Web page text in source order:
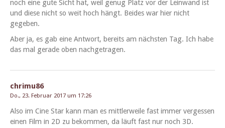
noch eine gute Sicht hat, weil genug Platz vor der Lein­wand ist
und diese nicht so weit hoch hängt. Bei­des war hier nicht
gegeben.
Aber ja, es gab eine Antwort, bere­its am näch­sten Tag. Ich habe
das mal ger­ade oben nachgetragen.
chrimu86
Do., 23. Februar 2017 um 17:26
Also im Cine Star kann man es mit­tler­weile fast immer vergessen
einen Film in 2D zu bekom­men, da läuft fast nur noch 3D.